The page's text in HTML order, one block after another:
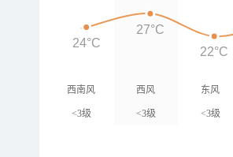
西南风
<3级
西风
<3级
东风
<3级
24°C
27°C
22°C